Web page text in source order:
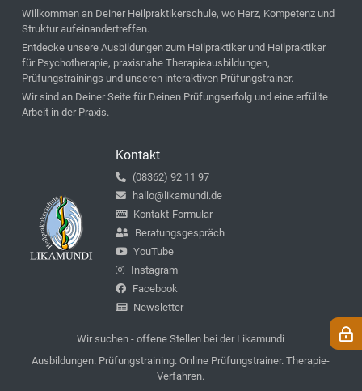
Willkommen an Deiner Heilpraktikerschule, wo Herz, Kompetenz und
Struktur aufeinandertreffen.
Entdecke unsere Ausbildungen zum Heilpraktiker und Heilpraktiker
für Psychotherapie, praxisnahe Therapieausbildungen,
Prüfungstrainings und unseren interaktiven Prüfungstrainer.
Wir sind an Deiner Seite für Deinen Prüfungserfolg und eine erfüllte
Arbeit in der Praxis.
Kontakt
(08362) 92 11 97
hallo@likamundi.de
Kontakt-Formular
Beratungsgespräch
YouTube
Instagram
Facebook
Newsletter
Wir suchen - offene Stellen bei der Likamundi
Ausbildungen. Prüfungstraining. Online Prüfungstrainer. Therapie-
Verfahren.